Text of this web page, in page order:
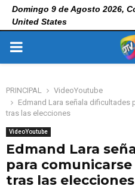
Domingo 9 de Agosto 2026,
United States
PRIMARY
PRINCIPAL
VideoYoutube
Edmand Lara señala dificultades
tras las elecciones
VideoYoutube
Edmand Lara
para
tras las elecciones